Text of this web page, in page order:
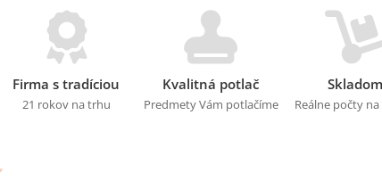
Firma s tradíciou
21 rokov na trhu
Kvalitná potlač
Predmety Vám potlačíme
Skladom
Reálne počty